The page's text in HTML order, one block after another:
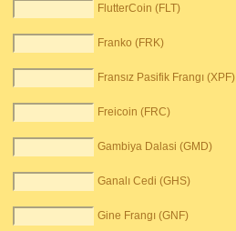
FlutterCoin (FLT)
Franko (FRK)
Fransız Pasifik Frangı (XPF)
Freicoin (FRC)
Gambiya Dalasi (GMD)
Ganalı Cedi (GHS)
Gine Frangı (GNF)